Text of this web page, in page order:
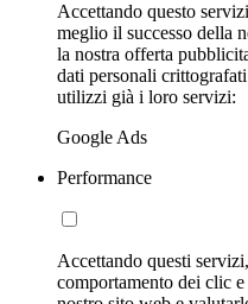
Accettando questo
meglio il successo della
la nostra offerta
dati personali
utilizzi già i loro servizi:
Google Ads
Performance
Accettando questi
comportamento dei clic